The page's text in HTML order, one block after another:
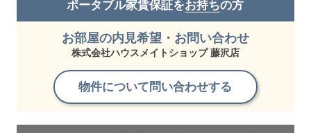
ポータブル家賃保証をお持ちの方
お部屋の内見希望・お問い合わせ
株式会社ハウスメイトショップ 藤沢店
物件について問い合わせする